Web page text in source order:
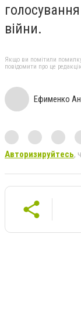
війни.
Якщо ви помітили
повідомити про це
Ефименко
Авторизируйтесь,